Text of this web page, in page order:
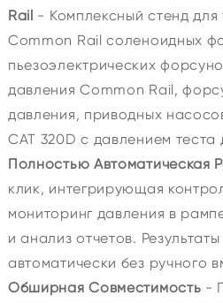
Rail - Комплексный стенд для
Common Rail соленоидных
пьезоэлектрических
давления Common Rail,
давления, приводных
CAT 320D с давлением
Полностью Автоматическая
клик, интегрирующая
мониторинг давления в
и анализ отчетов.
автоматически без ручного
Обширная Совместимость -